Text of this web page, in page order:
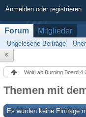
Anmelden oder registrieren
Forum Mitglieder
Ungelesene Beiträge
WoltLab Burning Board
Themen mit
Es wurden keine Einträge